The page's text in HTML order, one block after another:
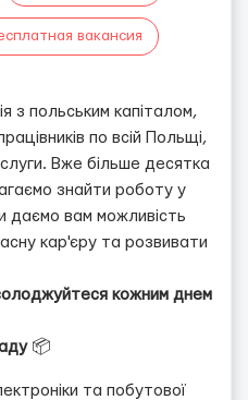
вакансия
з польським капіталом,
по всій Польщі,
Вже більше десятка
знайти роботу у
даємо вам можливість
кар'єру та розвивати
кожним днем
📦
та побутової